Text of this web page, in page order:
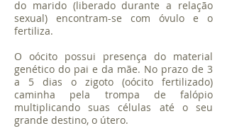
do marido (liberado durante a relação
sexual) encontram-se com óvulo e o
fertiliza.
O oócito possui presença do material
genético do pai e da mãe. No prazo de 3
a 5 dias o zigoto (oócito fertilizado)
caminha pela trompa de falópio
multiplicando suas células até o seu
grande destino, o útero.